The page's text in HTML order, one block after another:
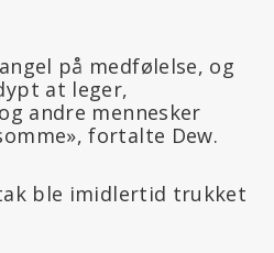
på medfølelse, og
at leger,
andre mennesker
fortalte Dew.
ble imidlertid trukket